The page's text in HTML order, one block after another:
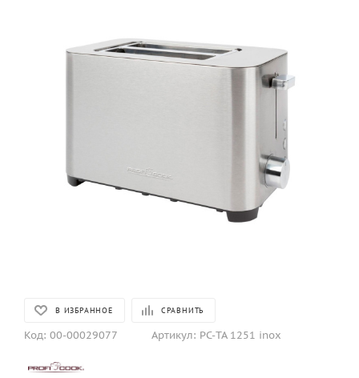
В ИЗБРАННОЕ СРАВНИТЬ
Код: 00-00029077 Артикул: PC-TA 1251 inox